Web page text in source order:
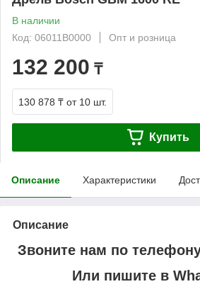
В наличии
Код: 06011B0000
Опт и розница
132 200 ₸
130 878 ₸ от 10 шт.
Купить
Описание Характеристики
Описание
Звоните нам по
Или пишите в